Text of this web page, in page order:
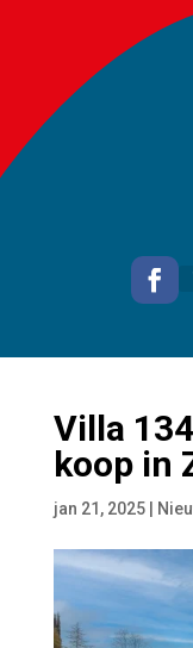
Villa
koop in
jan 21, 2025|